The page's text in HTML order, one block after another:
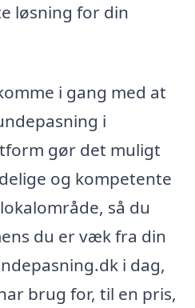
løsning for din
i gang med at
i
gør det muligt
og kompetente
så du
du er væk fra din
i dag,
brug for, til en pris,